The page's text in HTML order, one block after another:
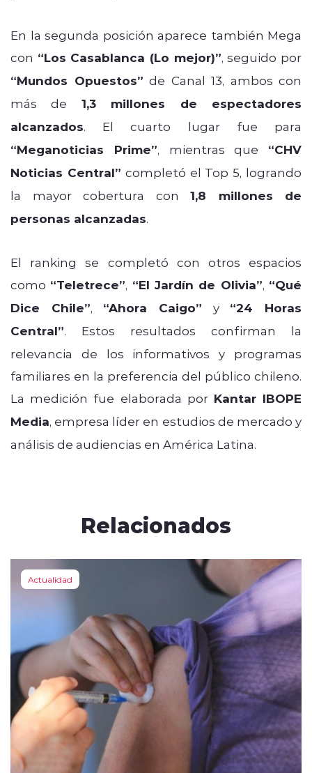
En la segunda posición aparece también Mega
con “Los Casablanca (Lo mejor)”, seguido por
“Mundos Opuestos” de Canal 13, ambos con
más de 1,3 millones de espectadores
alcanzados. El cuarto lugar fue para
“Meganoticias Prime”, mientras que “CHV
Noticias Central” completó el Top 5, logrando
la mayor cobertura con 1,8 millones de
personas alcanzadas.
El ranking se completó con otros espacios
como “Teletrece”, “El Jardín de Olivia”, “Qué
Dice Chile”, “Ahora Caigo” y “24 Horas
Central”. Estos resultados confirman la
relevancia de los informativos y programas
familiares en la preferencia del público chileno.
La medición fue elaborada por Kantar IBOPE
Media, empresa líder en estudios de mercado y
análisis de audiencias en América Latina.
Relacionados
Actualidad